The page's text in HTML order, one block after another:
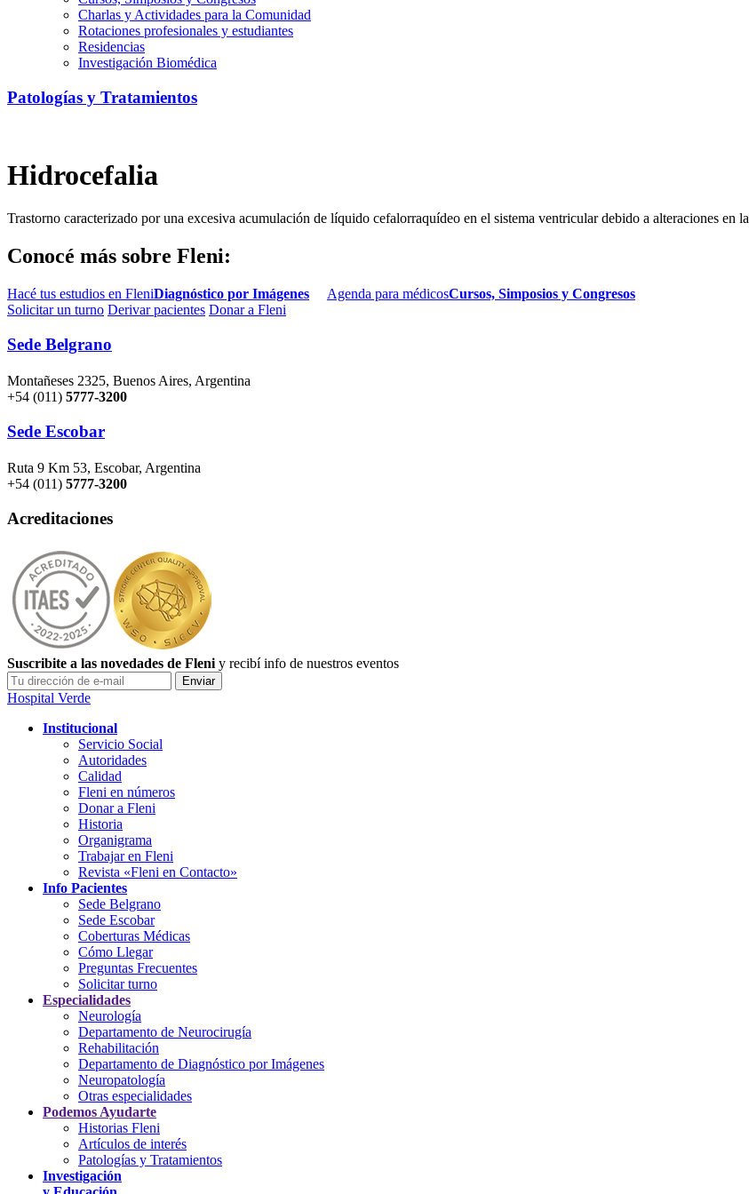
Charlas y Actividades para la Comunidad
Rotaciones profesionales y estudiantes
Residencias
Investigación Biomédica
Patologías y Tratamientos
Hidrocefalia
Trastorno caracterizado por una excesiva acumulación de líquido cefalorraquídeo en el sistema ventricular debido a alteraciones en
Conocé más sobre Fleni:
Hacé tus estudios en FleniDiagnóstico por Imágenes Agenda para médicosCursos, Simposios y Congresos
Solicitar un turno Derivar pacientes Donar a Fleni
Sede Belgrano
Montañeses 2325, Buenos Aires, Argentina
+54 (011) 5777-3200
Sede Escobar
Ruta 9 Km 53, Escobar, Argentina
+54 (011) 5777-3200
Acreditaciones
Suscribite a las novedades de Fleni y recibí info de nuestros eventos
Hospital Verde
Institucional
Servicio Social
Autoridades
Calidad
Fleni en números
Donar a Fleni
Historia
Organigrama
Trabajar en Fleni
Revista «Fleni en Contacto»
Info Pacientes
Sede Belgrano
Sede Escobar
Coberturas Médicas
Cómo Llegar
Preguntas Frecuentes
Solicitar turno
Especialidades
Neurología
Departamento de Neurocirugía
Rehabilitación
Departamento de Diagnóstico por Imágenes
Neuropatología
Otras especialidades
Podemos Ayudarte
Historias Fleni
Artículos de interés
Patologías y Tratamientos
Investigación